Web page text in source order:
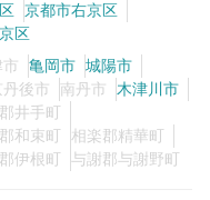
0 件
京都市右京区
区
亀岡市 城陽市
丹後市 南丹市
木津川市
井手町
和束町
相楽郡精華町
伊根町 与謝郡与謝野町